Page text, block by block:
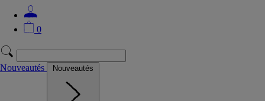
0
Nouveautés Nouveautés